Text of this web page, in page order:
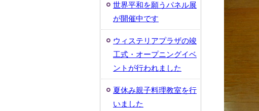
世界平和を願うパネル展
が開催中です
ウィステリアプラザの竣
工式・オープニングイベ
ントが行われました
夏休み親子料理教室を行
いました